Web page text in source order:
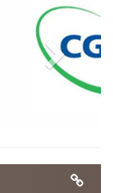
VER TODAS NOTÍCIAS